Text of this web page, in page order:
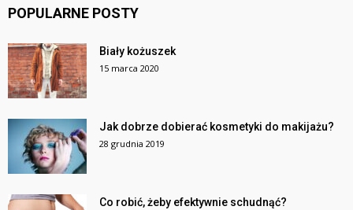
POPULARNE POSTY
Biały kożuszek
15 marca 2020
Jak dobrze dobierać kosmetyki do makijażu?
28 grudnia 2019
Co robić, żeby efektywnie schudnąć?